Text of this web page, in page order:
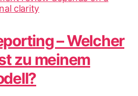
– Welcher
zu meinem